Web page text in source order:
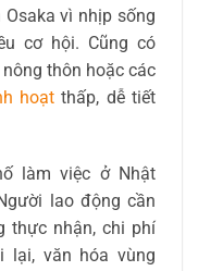
vì nhịp sống
cơ hội. Cũng có
thôn hoặc các
hoạtthấp, dễ tiết
làm việc ở Nhật
lao động cần
thực nhận, chi phí
lại, văn hóa vùng